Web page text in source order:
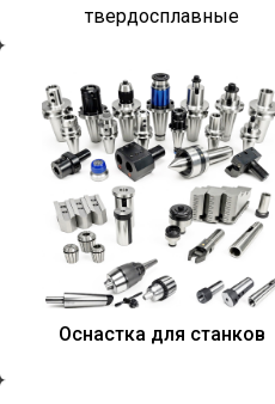
твердосплавные
Оснастка для станков